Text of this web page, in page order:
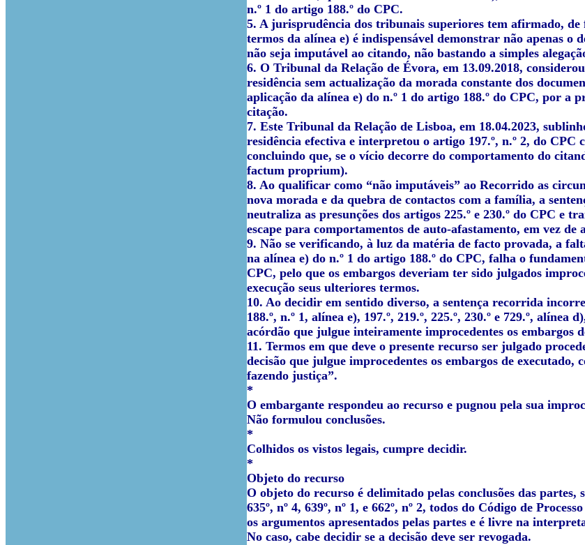
n.º 1 do artigo 188.º do CPC.
5. A jurisprudência dos tribunais superiores tem afirmado,
termos da alínea e) é indispensável demonstrar não apenas o
não seja imputável ao citando, não bastando a simples
6. O Tribunal da Relação de Évora, em 13.09.2018,
residência sem actualização da morada constante dos
aplicação da alínea e) do n.º 1 do artigo 188.º do CPC, por
citação.
7. Este Tribunal da Relação de Lisboa, em 18.04.2023,
residência efectiva e interpretou o artigo 197.º, n.º 2, do
concluindo que, se o vício decorre do comportamento do
factum proprium).
8. Ao qualificar como “não imputáveis” ao Recorrido as
nova morada e da quebra de contactos com a família, a
neutraliza as presunções dos artigos 225.º e 230.º do CPC e
escape para comportamentos de auto‑afastamento, em vez
9. Não se verificando, à luz da matéria de facto provada, a
na alínea e) do n.º 1 do artigo 188.º do CPC, falha o
CPC, pelo que os embargos deveriam ter sido julgados
execução seus ulteriores termos.
10. Ao decidir em sentido diverso, a sentença recorrida
188.º, n.º 1, alínea e), 197.º, 219.º, 225.º, 230.º e 729.º,
acórdão que julgue inteiramente improcedentes os embargos
11. Termos em que deve o presente recurso ser julgado
decisão que julgue improcedentes os embargos de executado,
fazendo justiça”.
*
O embargante respondeu ao recurso e pugnou pela sua
Não formulou conclusões.
*
Colhidos os vistos legais, cumpre decidir.
*
Objeto do recurso
O objeto do recurso é delimitado pelas conclusões das
635º, nº 4, 639º, nº 1, e 662º, nº 2, todos do Código de
os argumentos apresentados pelas partes e é livre na
No caso, cabe decidir se a decisão deve ser revogada.